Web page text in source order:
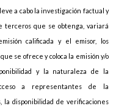
a cabo la investigación factual y
terceros que se obtenga, variará
calificada y el emisor, los
se ofrece y coloca la emisión y/o
y la naturaleza de la
a representantes de la
la disponibilidad de verificaciones